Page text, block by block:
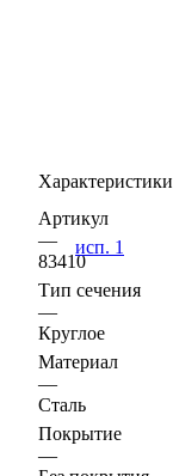
Характеристики
Артикул
—
83410
Тип сечения
—
Круглое
Материал
—
Сталь
Покрытие
—